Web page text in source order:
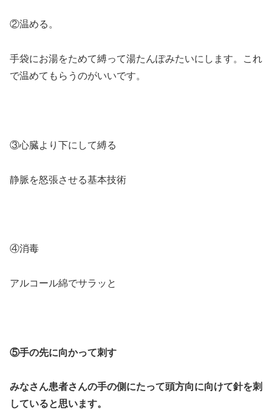
②温める。
手袋にお湯をためて縛って湯たんぽみたいにします。これ
で温めてもらうのがいいです。
③心臓より下にして縛る
静脈を怒張させる基本技術
④消毒
アルコール綿でサラッと
⑤手の先に向かって刺す
みなさん患者さんの手の側にたって頭方向に向けて針を刺
していると思います。